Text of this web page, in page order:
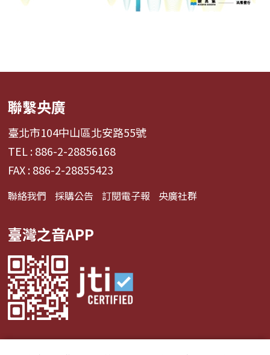
聯繫央廣
臺北市104中山區北安路55號
TEL : 886-2-28856168
FAX : 886-2-28855423
聯絡我們 採購公告 訂閱電子報 央廣社群
臺灣之音APP